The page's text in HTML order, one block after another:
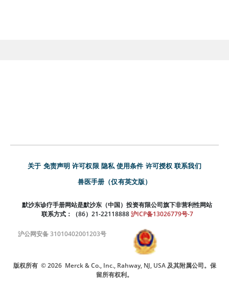
关于 免责声明 许可权限 隐私 使用条件 许可授权 联系我们
兽医手册（仅有英文版）
默沙东诊疗手册网站是默沙东（中国）投资有限公司旗下非营利性网站
联系方式：（86）21-22118888 沪ICP备13026779号-7
沪公网安备 31010402001203号
版权所有 © 2026 Merck & Co., Inc., Rahway, NJ, USA 及其附属公司。保
留所有权利。